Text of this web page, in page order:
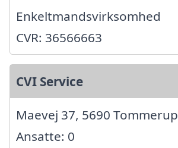
Enkeltmandsvirksomhed
CVR: 36566663
CVI Service
Maevej 37, 5690 Tommerup
Ansatte: 0